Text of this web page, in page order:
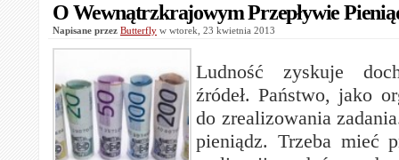
O Wewnątrzkrajowym Przepływie
Napisane przez Butterfly w wtorek, 23 kwietnia 2013
Ludność zyskuje
źródeł. Państwo, jako
do zrealizowania
pieniądz. Trzeba mieć